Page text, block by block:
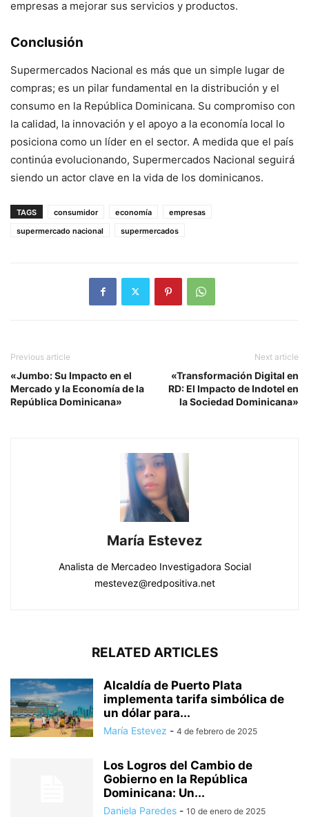
empresas a mejorar sus servicios y productos.
Conclusión
Supermercados Nacional es más que un simple lugar de
compras; es un pilar fundamental en la distribución y el
consumo en la República Dominicana. Su compromiso con
la calidad, la innovación y el apoyo a la economía local lo
posiciona como un líder en el sector. A medida que el país
continúa evolucionando, Supermercados Nacional seguirá
siendo un actor clave en la vida de los dominicanos.
TAGS consumidor economía
empresas
supermercado nacional
supermercados
Previous article
«Jumbo: Su Impacto en el
Mercado y la Economía de la
República Dominicana»
Next article
«Transformación Digital en
RD: El Impacto de Indotel en
la Sociedad Dominicana»
María Estevez
Analista de Mercadeo Investigadora Social
mestevez@redpositiva.net
RELATED ARTICLES
Alcaldía de Puerto Plata
implementa tarifa simbólica de
un dólar para...
María Estevez - 4 de febrero de 2025
Los Logros del Cambio de
Gobierno en la República
Dominicana: Un...
Daniela Paredes - 10 de enero de 2025